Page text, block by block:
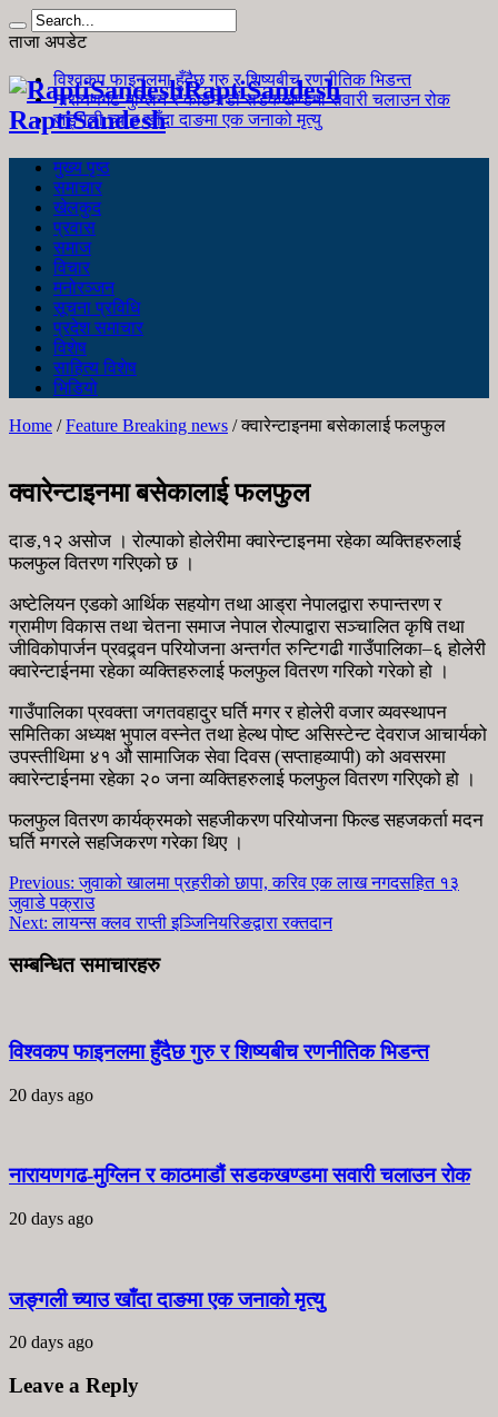
ताजा अपडेट
विश्वकप फाइनलमा हुँदैछ गुरु र शिष्यबीच रणनीतिक भिडन्त
नारायणगढ-मुग्लिन र काठमाडौं सडकखण्डमा सवारी चलाउन रोक
जङ्गली च्याउ खाँदा दाङमा एक जनाको मृत्यु
RaptiSandesh
RaptiSandesh
मुख्य पृष्ठ
समाचार
खेलकुद
प्रवास
समाज
विचार
मनोरञ्जन
सूचना प्रविधि
प्रदेश समाचार
विशेष
साहित्य विशेष
भिडियो
Home /Feature Breaking news /क्वारेन्टाइनमा बसेकालाई फलफुल
क्वारेन्टाइनमा बसेकालाई फलफुल
दाङ,१२ असोज । रोल्पाको होलेरीमा क्वारेन्टाइनमा रहेका व्यक्तिहरुलाई
फलफुल वितरण गरिएको छ ।
अष्टेलियन एडको आर्थिक सहयोग तथा आड्रा नेपालद्वारा रुपान्तरण र
ग्रामीण विकास तथा चेतना समाज नेपाल रोल्पाद्वारा सञ्चालित कृषि तथा
जीविकोपार्जन प्रवद्र्वन परियोजना अन्तर्गत रुन्टिगढी गाउँपालिका–६ होलेरी
क्वारेन्टाईनमा रहेका व्यक्तिहरुलाई फलफुल वितरण गरिको गरेको हो ।
गाउँपालिका प्रवक्ता जगतवहादुर घर्ति मगर र होलेरी वजार व्यवस्थापन
समितिका अध्यक्ष भुपाल वस्नेत तथा हेल्थ पोष्ट असिस्टेन्ट देवराज आचार्यको
उपस्तीथिमा ४१ औ सामाजिक सेवा दिवस (सप्ताहव्यापी) को अवसरमा
क्वारेन्टाईनमा रहेका २० जना व्यक्तिहरुलाई फलफुल वितरण गरिएको हो ।
फलफुल वितरण कार्यक्रमको सहजीकरण परियोजना फिल्ड सहजकर्ता मदन
घर्ति मगरले सहजिकरण गरेका थिए ।
Previous: जुवाको खालमा प्रहरीको छापा, करिव एक लाख नगदसहित १३
जुवाडे पक्राउ
Next: लायन्स क्लव राप्ती इञ्जिनियरिङद्वारा रक्तदान
सम्बन्धित समाचारहरु
विश्वकप फाइनलमा हुँदैछ गुरु र शिष्यबीच रणनीतिक भिडन्त
20 days ago
नारायणगढ-मुग्लिन र काठमाडौं सडकखण्डमा सवारी चलाउन रोक
20 days ago
जङ्गली च्याउ खाँदा दाङमा एक जनाको मृत्यु
20 days ago
Leave a Reply